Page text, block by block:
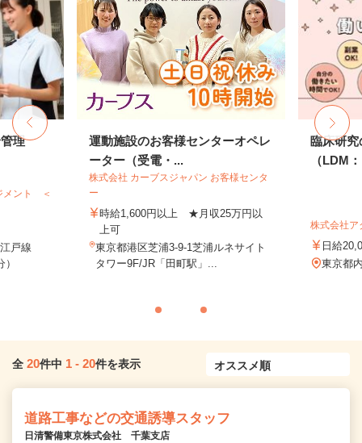
理
メント ＜
戸線
運動施設のお客様センターオペレ
ーター（受電・...
株式会社 カーブスジャパン お客様センタ
ー
時給1,600円以上 ★月収25万円以
上可
東京都港区芝浦3-9-1芝浦ルネサイト
タワー9F/JR「田町駅」...
臨床研究
（LDM
株式会社ア
日給
東京都
全 20件中 1 - 20件を表示
道路工事などの交通誘導スタッフ
日清警備東京株式会社 千葉支店